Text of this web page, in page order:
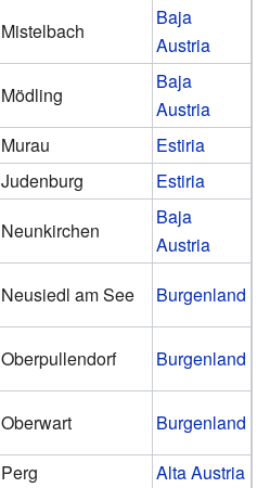
Mistelbach
Baja
Austria
Mödling
Baja
Austria
Murau
Estiria
Judenburg
Estiria
Neunkirchen
Baja
Austria
Neusiedl am See Burgenland
Oberpullendorf Burgenland
Oberwart
Burgenland
Perg
Alta Austria